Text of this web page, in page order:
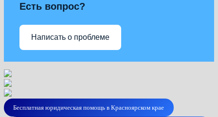
Есть вопрос?
Написать о проблеме
Бесплатная юридическая помощь в Красноярском крае